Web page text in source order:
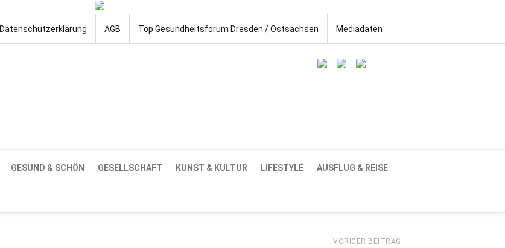
Datenschutzerklärung AGB Top Gesundheitsforum Dresden / Ostsachsen Mediadaten
GESUND & SCHÖN GESELLSCHAFT KUNST & KULTUR LIFESTYLE AUSFLUG & REISE
VORIGER BEITRAG: